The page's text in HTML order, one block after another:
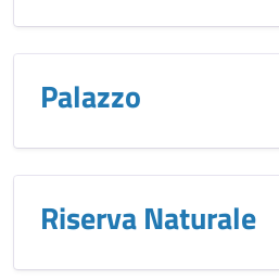
Palazzo
Riserva Naturale